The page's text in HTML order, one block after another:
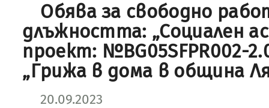
Обява за свободно
длъжността: „Социален
проект: №BG05SFPR002-
„Грижа в дома в община
20.09.2023